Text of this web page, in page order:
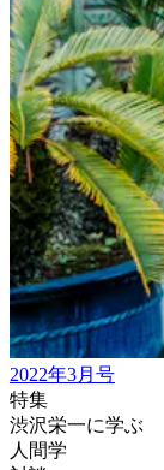
2022年3月号
特集
渋沢栄一に学ぶ
人間学